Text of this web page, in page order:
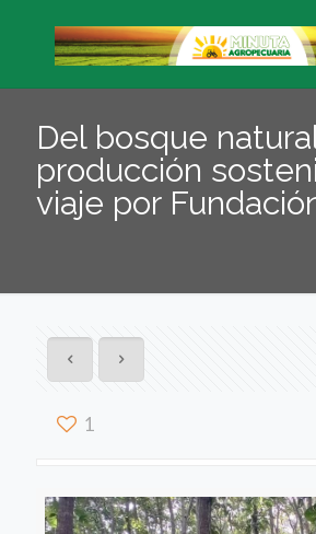
Del bosque
producción
viaje por
1